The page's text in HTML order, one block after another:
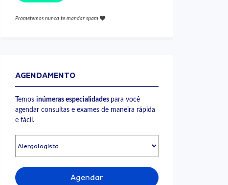
Prometemos nunca te mandar spam
AGENDAMENTO
Temos inúmeras especialidades para você
agendar consultas e exames de maneira rápida
e fácil.
Agendar